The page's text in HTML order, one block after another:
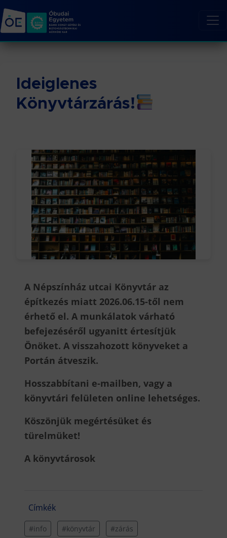
Ideiglenes
Könyvtárzárás!
A Népszínház utcai Könyvtár az
építkezés miatt 2026.06.15-től nem
érhető el. A munkálatok várható
befejezéséről ugyanitt értesítjük
Önöket. A visszahozott könyveket a
Portán átveszik.
Hosszabbítani e-mailben, vagy a
könyvtári felületen online lehetséges.
Köszönjük megértésüket és
türelmüket!
A könyvtárosok
Címkék
#info #könyvtár #zárás